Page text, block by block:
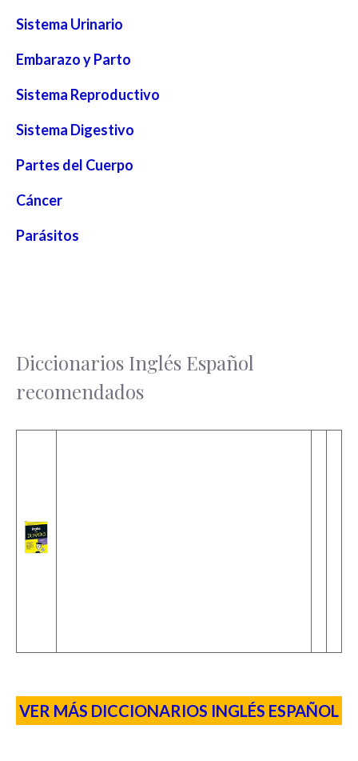
Sistema Urinario
Embarazo y Parto
Sistema Reproductivo
Sistema Digestivo
Partes del Cuerpo
Cáncer
Parásitos
Diccionarios Inglés Español
recomendados
VER MÁS DICCIONARIOS INGLÉS ESPAÑOL